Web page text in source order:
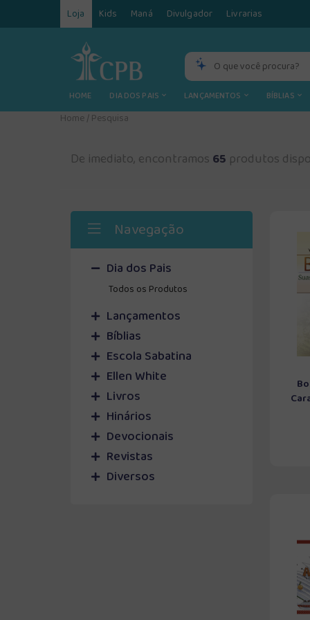
Loja Kids Maná Divulgador Livrarias
HOME DIA DOS PAIS LANÇAMENTOS BÍBLIAS
Home /Pesquisa
De imediato, encontramos 65 produtos
Navegação
Dia dos Pais
Todos os Produtos
Lançamentos
Bíblias
Escola Sabatina
Ellen White
Livros
Hinários
Devocionais
Revistas
Diversos